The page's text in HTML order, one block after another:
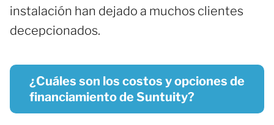
instalación han dejado a muchos clientes
decepcionados.
¿Cuáles son los costos y opciones de
financiamiento de Suntuity?